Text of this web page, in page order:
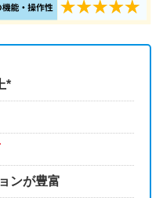
*
ンが豊富